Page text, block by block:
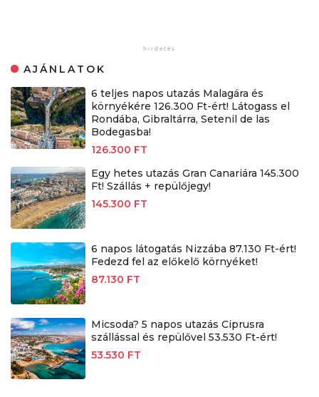
AJÁNLATOK
6 teljes napos utazás Malagára és
környékére 126.300 Ft-ért! Látogass el
Rondába, Gibraltárra, Setenil de las
Bodegasba!
126.300 FT
Egy hetes utazás Gran Canariára 145.300
Ft! Szállás + repülőjegy!
145.300 FT
6 napos látogatás Nizzába 87.130 Ft-ért!
Fedezd fel az előkelő környéket!
87.130 FT
Micsoda? 5 napos utazás Ciprusra
szállással és repülővel 53.530 Ft-ért!
53.530 FT